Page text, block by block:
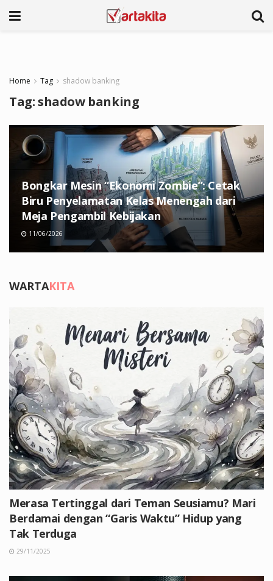
Home Tag shadow banking
Tag:shadow banking
Bongkar Mesin “Ekonomi Zombie”: Cetak
Biru Penyelamatan Kelas Menengah dari
Meja Pengambil Kebijakan
11/06/2026
WARTAKITA
Merasa Tertinggal dari Teman Seusiamu? Mari
Berdamai dengan “Garis Waktu” Hidup yang
Tak Terduga
29/11/2025